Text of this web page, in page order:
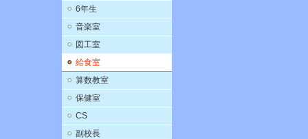
6年生
音楽室
図工室
給食室
算数教室
保健室
CS
副校長